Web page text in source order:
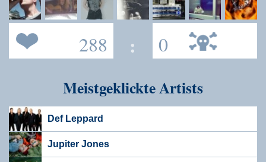
288 : 0
Meistgeklickte Artists
Def Leppard
Jupiter Jones